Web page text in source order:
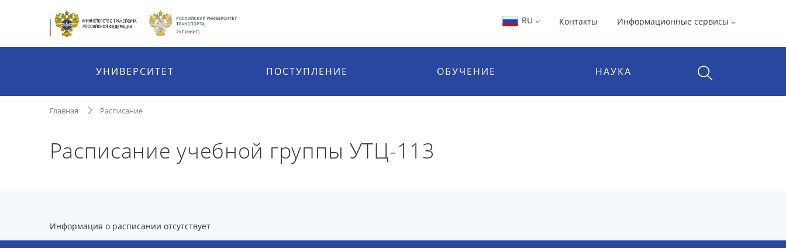
RU Контакты Информационные сервисы
УНИВЕРСИТЕТ ПОСТУПЛЕНИЕ ОБУЧЕНИЕ НАУКА
Главная Расписание
Расписание учебной группы УТЦ-113
Информация о расписании отсутствует